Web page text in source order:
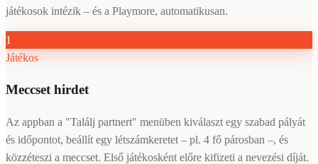
játékosok intézik – és a Playmore, automatikusan.
1
Játékos
Meccset hirdet
Az appban a "Találj partnert" menüben kiválaszt egy szabad pályát
és időpontot, beállít egy létszámkeretet – pl. 4 fő párosban –, és
közzéteszi a meccset. Első játékosként előre kifizeti a nevezési díját.